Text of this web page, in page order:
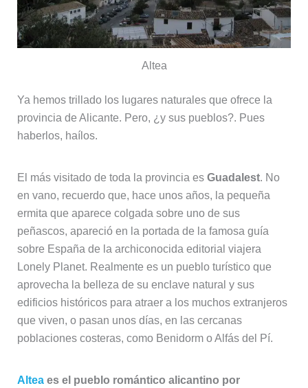
Altea
Ya hemos trillado los lugares naturales que ofrece la
provincia de Alicante. Pero, ¿y sus pueblos?. Pues
haberlos, haílos.
El más visitado de toda la provincia es Guadalest. No
en vano, recuerdo que, hace unos años, la pequeña
ermita que aparece colgada sobre uno de sus
peñascos, apareció en la portada de la famosa guía
sobre España de la archiconocida editorial viajera
Lonely Planet. Realmente es un pueblo turístico que
aprovecha la belleza de su enclave natural y sus
edificios históricos para atraer a los muchos extranjeros
que viven, o pasan unos días, en las cercanas
poblaciones costeras, como Benidorm o Alfás del Pí.
Alteaes el pueblo romántico alicantino por